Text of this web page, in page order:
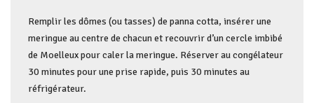
Remplir les dômes (ou tasses) de panna cotta, insérer une
meringue au centre de chacun et recouvrir d’un cercle imbibé
de Moelleux pour caler la meringue. Réserver au congélateur
30 minutes pour une prise rapide, puis 30 minutes au
réfrigérateur.